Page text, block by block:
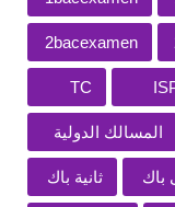
2bacexamen
TC
المسالك الدولية
باك ثانية باك